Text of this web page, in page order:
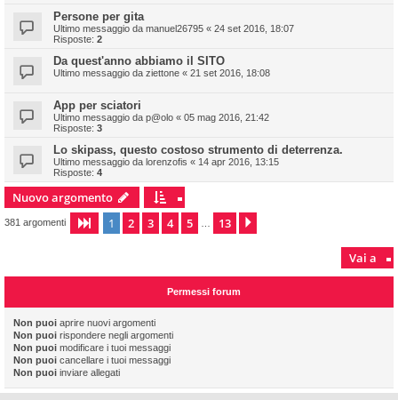
Persone per gita
Ultimo messaggio da manuel26795 « 24 set 2016, 18:07
Risposte: 2
Da quest'anno abbiamo il SITO
Ultimo messaggio da ziettone « 21 set 2016, 18:08
App per sciatori
Ultimo messaggio da p@olo « 05 mag 2016, 21:42
Risposte: 3
Lo skipass, questo costoso strumento di deterrenza.
Ultimo messaggio da lorenzofis « 14 apr 2016, 13:15
Risposte: 4
Nuovo argomento
381 argomenti Pagina di 13
1 2 3 4 5 … 13
Vai a
Permessi forum
Non puoi aprire nuovi argomenti
Non puoi rispondere negli argomenti
Non puoi modificare i tuoi messaggi
Non puoi cancellare i tuoi messaggi
Non puoi inviare allegati